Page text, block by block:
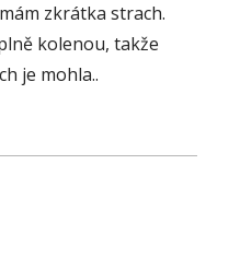
zkrátka strach.
kolenou, takže
je mohla..